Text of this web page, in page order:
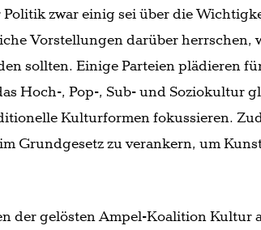
Politik zwar einig sei über die
Vorstellungen darüber herrschen,
sollten. Einige Parteien plädieren
Hoch-, Pop-, Sub- und Soziokultur
Kulturformen fokussieren.
Grundgesetz zu verankern, um
der gelösten Ampel-Koalition Kultur